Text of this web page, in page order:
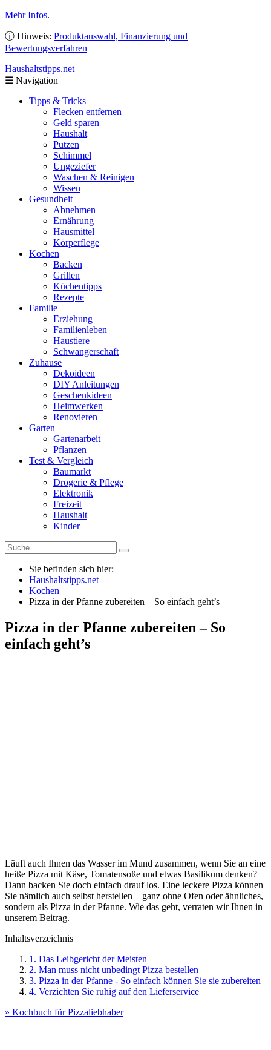
Mehr Infos.
ⓘ Hinweis: Produktauswahl, Finanzierung und
Bewertungsverfahren
Haushaltstipps.net
☰ Navigation
Tipps & Tricks
Flecken entfernen
Geld sparen
Haushalt
Putzen
Schimmel
Ungeziefer
Waschen & Reinigen
Wissen
Gesundheit
Abnehmen
Ernährung
Hausmittel
Körperflege
Kochen
Backen
Grillen
Küchentipps
Rezepte
Familie
Erziehung
Familienleben
Haustiere
Schwangerschaft
Zuhause
Dekoideen
DIY Anleitungen
Geschenkideen
Heimwerken
Renovieren
Garten
Gartenarbeit
Pflanzen
Test & Vergleich
Baumarkt
Drogerie & Pflege
Elektronik
Freizeit
Haushalt
Kinder
Sie befinden sich hier:
Haushaltstipps.net
Kochen
Pizza in der Pfanne zubereiten – So einfach geht’s
Pizza in der Pfanne zubereiten – So
einfach geht’s
Läuft auch Ihnen das Wasser im Mund zusammen, wenn Sie an eine
heiße Pizza mit Käse, Tomatensoße und etwas Basilikum denken?
Dann backen Sie doch einfach drauf los. Eine leckere Pizza können
Sie nämlich auch selbst herstellen – ganz ohne Ofen oder ähnliches,
sondern als Pizza in der Pfanne. Wie das geht, verraten wir Ihnen in
unserem Beitrag.
Inhaltsverzeichnis
1. Das Leibgericht der Meisten
2. Man muss nicht unbedingt Pizza bestellen
3. Pizza in der Pfanne - So einfach können Sie sie zubereiten
4. Verzichten Sie ruhig auf den Lieferservice
» Kochbuch für Pizzaliebhaber